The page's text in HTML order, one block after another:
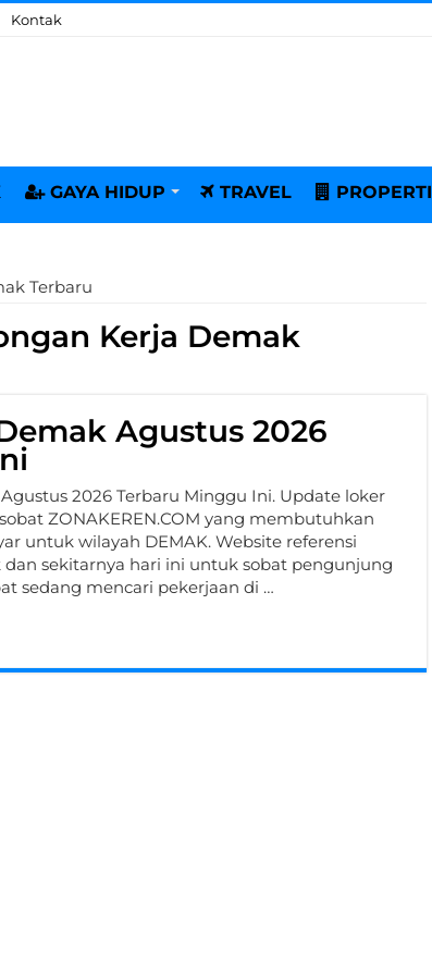
Kontak
GAYA HIDUP TRAVEL PROPERTI
Terbaru
Kerja Demak
Agustus 2026
2026 Terbaru Minggu Ini. Update loker
ZONAKEREN.COM yang membutuhkan
untuk wilayah DEMAK. Website referensi
sekitarnya hari ini untuk sobat pengunjung
sedang mencari pekerjaan di …